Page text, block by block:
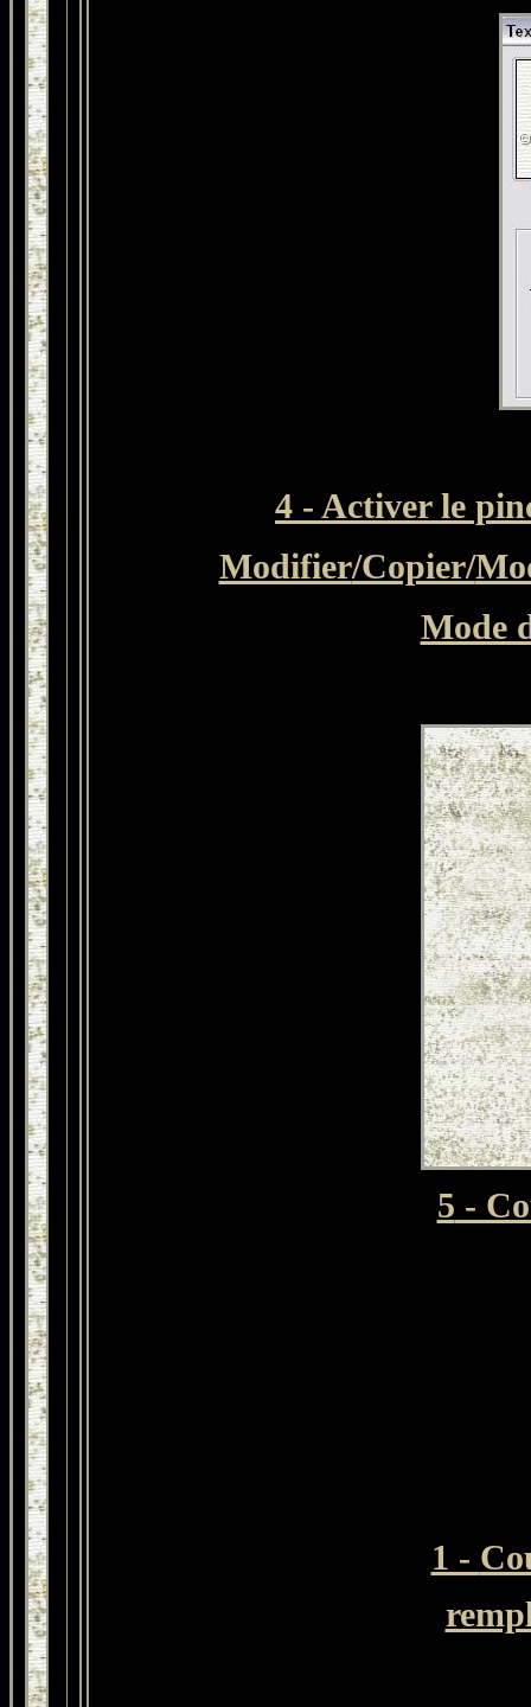
4 - Activer le
Modifier/Copier/
Mode
5 -
1 -